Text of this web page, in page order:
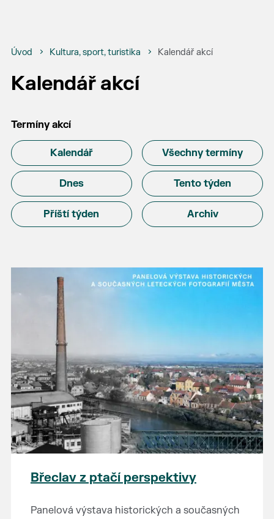
Úvod Kultura, sport, turistika Kalendář akcí
Kalendář akcí
Termíny akcí
Kalendář Všechny termíny
Dnes Tento týden
Příští týden Archiv
Břeclav z ptačí perspektivy
Panelová výstava historických a současných